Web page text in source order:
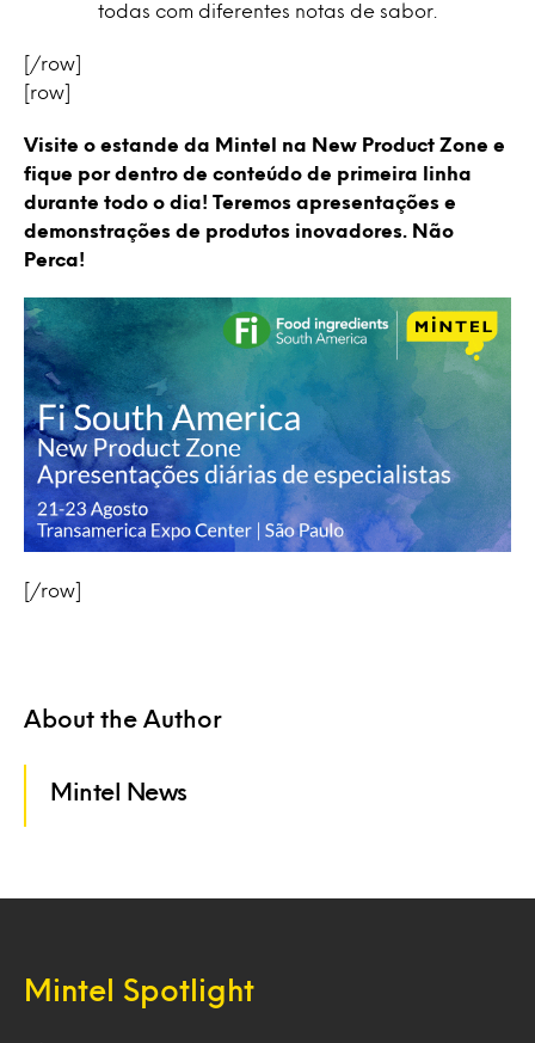
todas com diferentes notas de sabor.
[/row]
[row]
Visite o estande da Mintel na New Product Zone e
fique por dentro de conteúdo de primeira linha
durante todo o dia! Teremos apresentações e
demonstrações de produtos inovadores. Não
Perca!
[/row]
About the Author
Mintel News
Mintel Spotlight